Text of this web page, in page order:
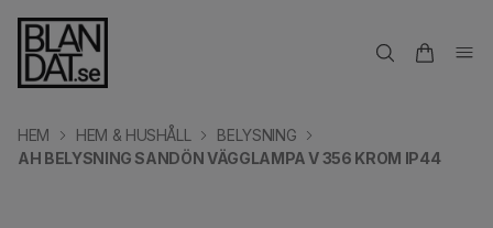
HEM HEM & HUSHÅLL
BELYSNING
AH BELYSNING SANDÖN VÄGGLAMPA V 356 KROM IP44